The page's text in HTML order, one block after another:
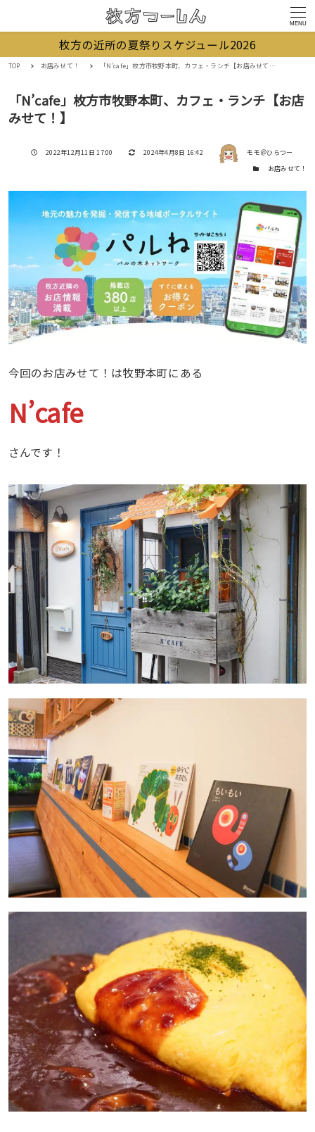
MENU
枚方の近所の夏祭りスケジュール2026
TOP お店みせて！ 「N’cafe」枚方市牧野本町、カフェ・ランチ【お店みせて！】
「N’cafe」枚方市牧野本町、カフェ・ランチ【お店
みせて！】
投稿日
2022年12月11日 17:00 更新日
2024年4月8日 16:42 著者
モモ＠ひらつー
カテゴリーお店みせて！
今回のお店みせて！は牧野本町にある
N’cafe
さんです！